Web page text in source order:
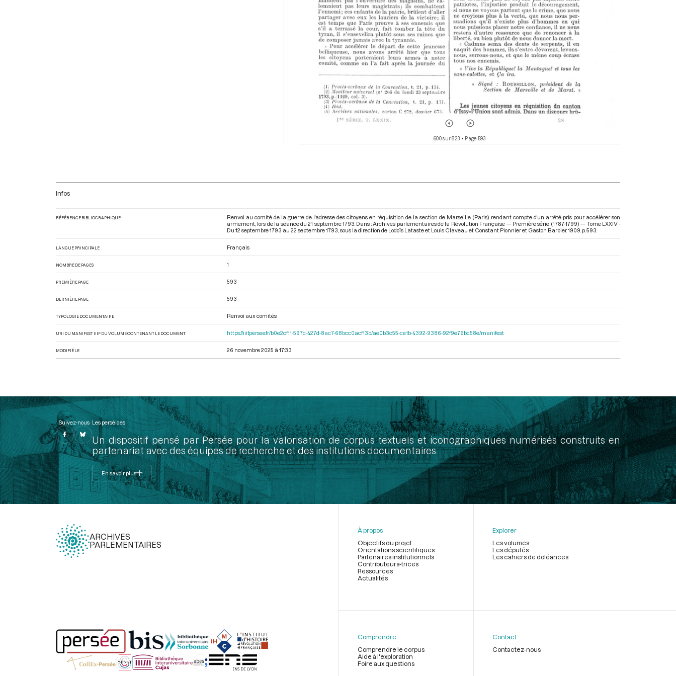
600 sur 823 • Page 593
Infos
RÉFÉRENCE BIBLIOGRAPHIQUE
Renvoi au comité de la guerre de l'adresse des citoyens en réquisition de la section de Marseille (Paris) rendant compte d'un arrêté pris pour accélérer son
armement, lors de la séance du 21 septembre 1793. Dans : Archives parlementaires de la Révolution Française — Première série (1787-1799) — Tome LXXIV -
Du 12 septembre 1793 au 22 septembre 1793 , sous la direction de Lodoïs Lataste et Louis Claveau et Constant Pionnier et Gaston Barbier. 1909. p. 593.
LANGUE PRINCIPALE Français
NOMBRE DE PAGES 1
PREMIÈRE PAGE 593
DERNIÈRE PAGE 593
TYPOLOGIE DOCUMENTAIRE Renvoi aux comités
URI DU MANIFEST IIIF DU VOLUME CONTENANT LE DOCUMENT https://iiif.persee.fr/b0e2cf11-597c-427d-8ac7-68bcc0acf13b/ae0b3c55-ce1b-4392-9386-92f9e76bc58e/manifest
MODIFIÉ LE 26 novembre 2025 à 17:33
Suivez-nous Les perséides
Un dispositif pensé par Persée pour la valorisation de corpus textuels et iconographiques numérisés construits en
partenariat avec des équipes de recherche et des institutions documentaires.
En savoir plus
ARCHIVES
PARLEMENTAIRES
page
À propos
Objectifs du projet
Orientations scientifiques
Partenaires institutionnels
Contributeurs-trices
Ressources
Actualités
Explorer
Les volumes
Les députés
Les cahiers de doléances
Comprendre
Comprendre le corpus
Aide à l'exploration
Foire aux questions
Contact
Contactez-nous